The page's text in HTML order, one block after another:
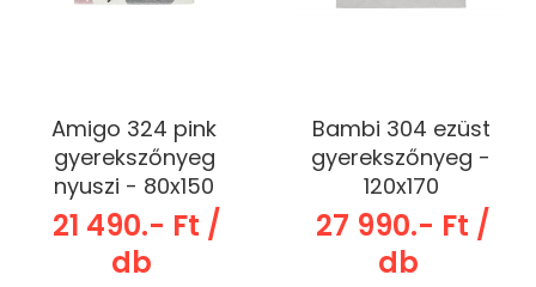
Amigo 324 pink
gyerekszőnyeg
nyuszi - 80x150
21 490.- Ft /
db
Bambi 304 ezüst
gyerekszőnyeg -
120x170
27 990.- Ft /
db